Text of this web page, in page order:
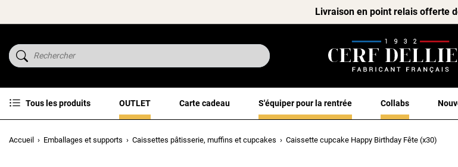
Livraison en point relais offerte
Tous les produits OUTLET Carte cadeau S'équiper pour la rentrée Collabs
Accueil Emballages et supports Caissettes pâtisserie, muffins et cupcakes Caissette cupcake Happy Birthday Fête (x30)